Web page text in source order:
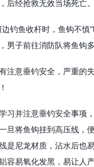
后经抢救无效当场死亡。
钓鱼收杆时，鱼钩不慎
男子前往消防队将鱼钩多
注意垂钓安全，严重的
习并注意垂钓安全事项
旦将鱼钩挂到高压线，
是尼龙材质，沾水后也
容易氧化发黑，易让人